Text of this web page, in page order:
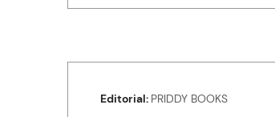
Editorial PRIDDY BOOKS